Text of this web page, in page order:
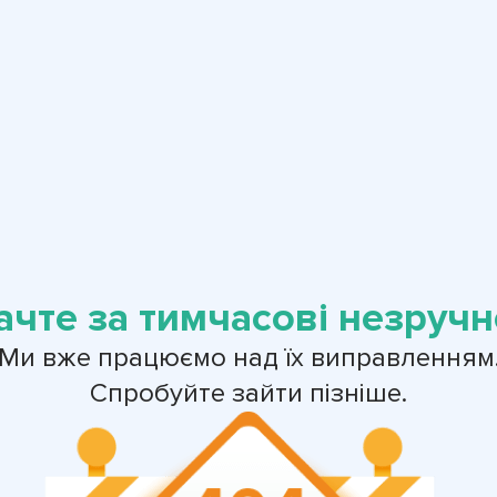
за тимчасові
вже працюємо над їх
Спробуйте зайти пізніше.